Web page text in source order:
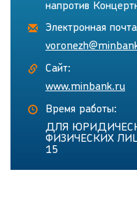
напротив
Электронная
Сайт:
www.minbank.ru
Время работы:
ДЛЯ
ФИЗИЧЕСКИХ ЛИЦ
15